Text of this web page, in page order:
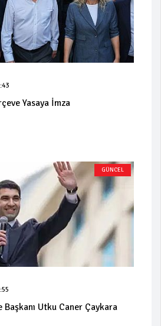
Yasaya İmza
GÜNCEL
Başkanı Utku Caner Çaykara